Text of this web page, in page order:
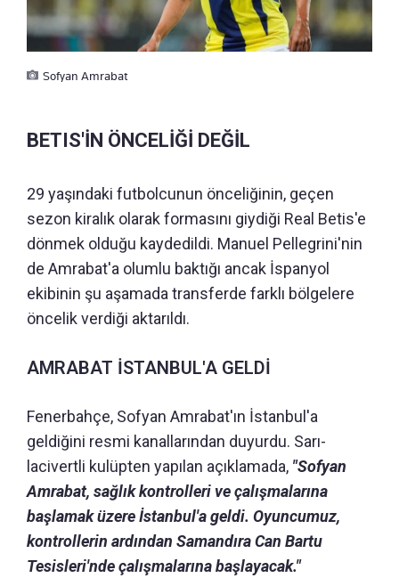
Sofyan Amrabat
BETIS'İN ÖNCELİĞİ DEĞİL
29 yaşındaki futbolcunun önceliğinin, geçen
sezon kiralık olarak formasını giydiği Real Betis'e
dönmek olduğu kaydedildi. Manuel Pellegrini'nin
de Amrabat'a olumlu baktığı ancak İspanyol
ekibinin şu aşamada transferde farklı bölgelere
öncelik verdiği aktarıldı.
AMRABAT İSTANBUL'A GELDİ
Fenerbahçe, Sofyan Amrabat'ın İstanbul'a
geldiğini resmi kanallarından duyurdu. Sarı-
lacivertli kulüpten yapılan açıklamada, "Sofyan
Amrabat, sağlık kontrolleri ve çalışmalarına
başlamak üzere İstanbul'a geldi. Oyuncumuz,
kontrollerin ardından Samandıra Can Bartu
Tesisleri'nde çalışmalarına başlayacak."